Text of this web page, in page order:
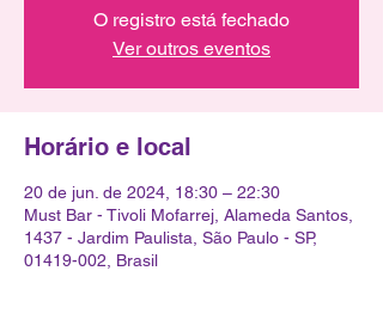
O registro está fechado
Ver outros eventos
Horário e local
20 de jun. de 2024, 18:30 – 22:30
Must Bar - Tivoli Mofarrej, Alameda Santos,
1437 - Jardim Paulista, São Paulo - SP,
01419-002, Brasil